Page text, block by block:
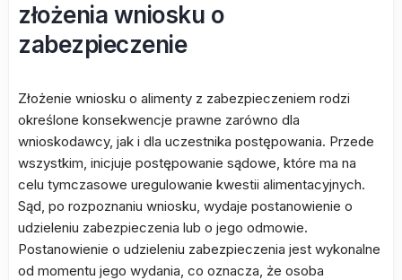
złożenia wniosku o
zabezpieczenie
Złożenie wniosku o alimenty z zabezpieczeniem rodzi
określone konsekwencje prawne zarówno dla
wnioskodawcy, jak i dla uczestnika postępowania. Przede
wszystkim, inicjuje postępowanie sądowe, które ma na
celu tymczasowe uregulowanie kwestii alimentacyjnych.
Sąd, po rozpoznaniu wniosku, wydaje postanowienie o
udzieleniu zabezpieczenia lub o jego odmowie.
Postanowienie o udzieleniu zabezpieczenia jest wykonalne
od momentu jego wydania, co oznacza, że osoba